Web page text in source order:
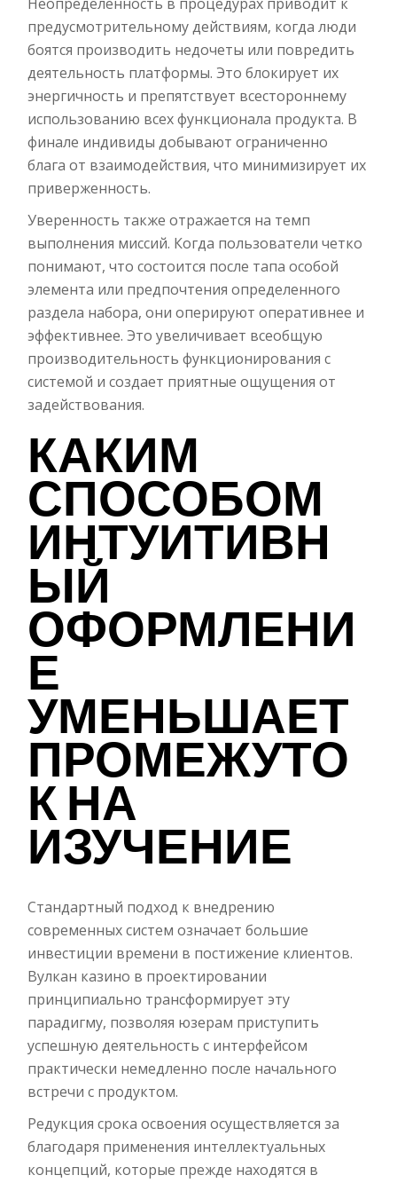
предусмотрительному действиям, когда люди
боятся производить недочеты или повредить
деятельность платформы. Это блокирует их
энергичность и препятствует всестороннему
использованию всех функционала продукта. В
финале индивиды добывают ограниченно
блага от взаимодействия, что минимизирует их
приверженность.
Уверенность также отражается на темп
выполнения миссий. Когда пользователи четко
понимают, что состоится после тапа особой
элемента или предпочтения определенного
раздела набора, они оперируют оперативнее и
эффективнее. Это увеличивает всеобщую
производительность функционирования с
системой и создает приятные ощущения от
задействования.
КАКИМ
СПОСОБОМ
ИНТУИТИВН
ЫЙ
ОФОРМЛЕНИ
Е
УМЕНЬШАЕТ
ПРОМЕЖУТО
К НА
ИЗУЧЕНИЕ
Стандартный подход к внедрению
современных систем означает большие
инвестиции времени в постижение клиентов.
Вулкан казино в проектировании
принципиально трансформирует эту
парадигму, позволяя юзерам приступить
успешную деятельность с интерфейсом
практически немедленно после начального
встречи с продуктом.
Редукция срока освоения осуществляется за
благодаря применения интеллектуальных
концепций, которые прежде находятся в